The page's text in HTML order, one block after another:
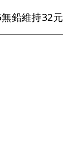
鉛維持32元